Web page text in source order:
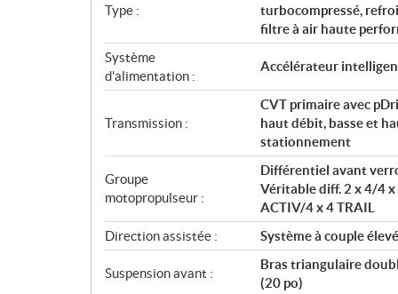
a
i
o
n
Type :
turbocompressé,
filtre à air haute
Système
d'alimentation :
Accélérateur
Transmission :
CVT primaire avec
haut débit, basse et
stationnement
Groupe
motopropulseur :
Différentiel avant
Véritable diff. 2 x 4/4
ACTIV/4 x 4 TRAIL
Direction assistée :
Système à couple
Suspension avant :
Bras triangulaire
(20 po)